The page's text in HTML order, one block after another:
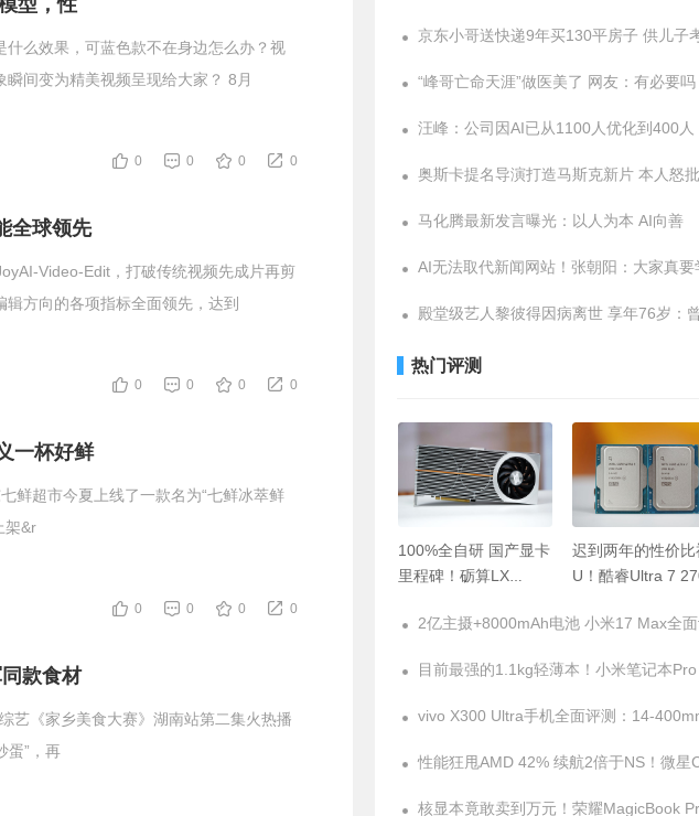
型，性
么效果，可蓝色款不在身边怎么办？视
间变为精美视频呈现给大家？ 8月
0 0 0 0
全球领先
Video-Edit，打破传统视频先成片再剪
方向的各项指标全面领先，达到
0 0 0 0
一杯好鲜
鲜超市今夏上线了一款名为“七鲜冰萃鲜
架&r
0 0 0 0
款食材
艺《家乡美食大赛》湖南站第二集火热播
蛋”，再
“峰哥亡命天涯”做医美了 网友：有必要吗
马化腾最新发言曝光：以人为本 AI向善
热门评测
100%全自研 国产显卡
里程碑！砺算LX
玩3A就已是成功
迟到两年的性价比
U！酷睿Ultra 7
Ultra 7的钱 买超越